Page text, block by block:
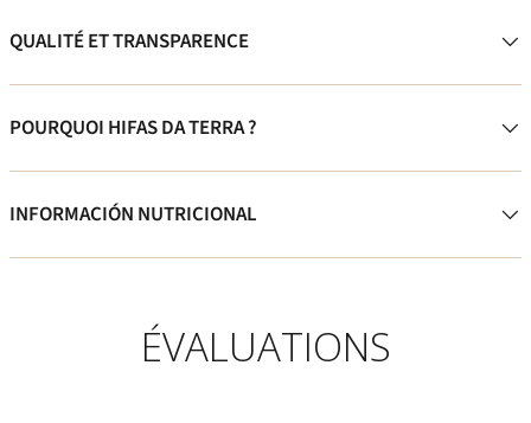
QUALITÉ ET TRANSPARENCE
POURQUOI HIFAS DA TERRA ?
INFORMACIÓN NUTRICIONAL
ÉVALUATIONS